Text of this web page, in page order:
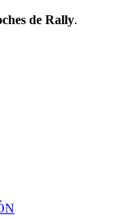
de Rally.